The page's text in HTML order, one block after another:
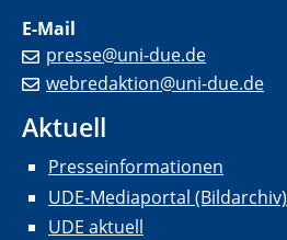
E-Mail
presse@uni-due.de
webredaktion@uni-due.de
Aktuell
Presseinformationen
UDE-Mediaportal (Bildarchiv)
UDE aktuell